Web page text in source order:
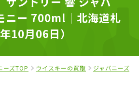
ニー 700ml｜北海道札
10月06日）
ーズTOP ウイスキーの買取 ジャパニーズ